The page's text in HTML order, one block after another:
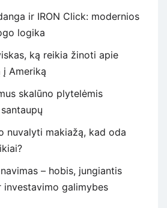
ir IRON Click: modernios
logika
ką reikia žinoti apie
į Ameriką
skalūno plytelėmis
nuvalyti makiažą, kad oda
– hobis, jungiantis
investavimo galimybes